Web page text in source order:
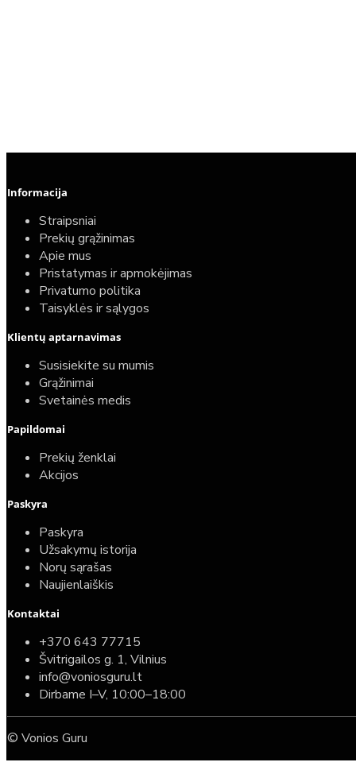
Informacija
Straipsniai
Prekių grąžinimas
Apie mus
Pristatymas ir apmokėjimas
Privatumo politika
Taisyklės ir sąlygos
Klientų aptarnavimas
Susisiekite su mumis
Grąžinimai
Svetainės medis
Papildomai
Prekių ženklai
Akcijos
Paskyra
Paskyra
Užsakymų istorija
Norų sąrašas
Naujienlaiškis
Kontaktai
+370 643 77715
Švitrigailos g. 1, Vilnius
info@voniosguru.lt
Dirbame I–V, 10:00–18:00
© Vonios Guru